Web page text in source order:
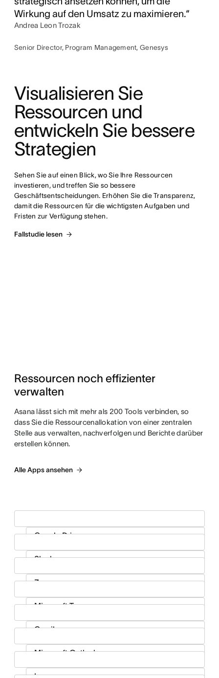
Wirkung auf den Umsatz zu maximieren.“
Andrea Leon Trozak
Senior Director, Program Management, Genesys
Visualisieren Sie
Ressourcen und
entwickeln Sie bessere
Strategien
Sehen Sie auf einen Blick, wo Sie Ihre Ressourcen
investieren, und treffen Sie so bessere
Geschäftsentscheidungen. Erhöhen Sie die Transparenz,
damit die Ressourcen für die wichtigsten Aufgaben und
Fristen zur Verfügung stehen.
Fallstudie lesen
Ressourcen noch effizienter
verwalten
Asana lässt sich mit mehr als 200 Tools verbinden, so
dass Sie die Ressourcenallokation von einer zentralen
Stelle aus verwalten, nachverfolgen und Berichte darüber
erstellen können.
Alle Apps ansehen